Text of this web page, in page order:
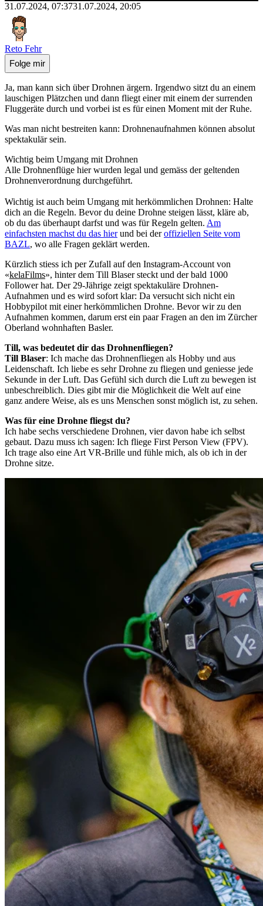
31.07.2024, 07:3731.07.2024, 20:05
Reto Fehr
Folge mir
Ja, man kann sich über Drohnen ärgern. Irgendwo sitzt du an einem
lauschigen Plätzchen und dann fliegt einer mit einem der surrenden
Fluggeräte durch und vorbei ist es für einen Moment mit der Ruhe.
Was man nicht bestreiten kann: Drohnenaufnahmen können absolut
spektakulär sein.
Wichtig beim Umgang mit Drohnen
Alle Drohnenflüge hier wurden legal und gemäss der geltenden
Drohnenverordnung durchgeführt.
Wichtig ist auch beim Umgang mit herkömmlichen Drohnen: Halte
dich an die Regeln. Bevor du deine Drohne steigen lässt, kläre ab,
ob du das überhaupt darfst und was für Regeln gelten. Am
einfachsten machst du das hierund bei deroffiziellen Seite vom
BAZL, wo alle Fragen geklärt werden.
Kürzlich stiess ich per Zufall auf den Instagram-Account von
«kelaFilms», hinter dem Till Blaser steckt und der bald 1000
Follower hat. Der 29-Jährige zeigt spektakuläre Drohnen-
Aufnahmen und es wird sofort klar: Da versucht sich nicht ein
Hobbypilot mit einer herkömmlichen Drohne. Bevor wir zu den
Aufnahmen kommen, darum erst ein paar Fragen an den im Zürcher
Oberland wohnhaften Basler.
Till, was bedeutet dir das Drohnenfliegen?
Till Blaser: Ich mache das Drohnenfliegen als Hobby und aus
Leidenschaft. Ich liebe es sehr Drohne zu fliegen und geniesse jede
Sekunde in der Luft. Das Gefühl sich durch die Luft zu bewegen ist
unbeschreiblich. Dies gibt mir die Möglichkeit die Welt auf eine
ganz andere Weise, als es uns Menschen sonst möglich ist, zu sehen.
Was für eine Drohne fliegst du?
Ich habe sechs verschiedene Drohnen, vier davon habe ich selbst
gebaut. Dazu muss ich sagen: Ich fliege First Person View (FPV).
Ich trage also eine Art VR-Brille und fühle mich, als ob ich in der
Drohne sitze.